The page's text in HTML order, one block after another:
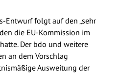
Entwurf folgt auf den „sehr
die EU-Kommission im
Der bdo und weitere
an dem Vorschlag
Ausweitung der